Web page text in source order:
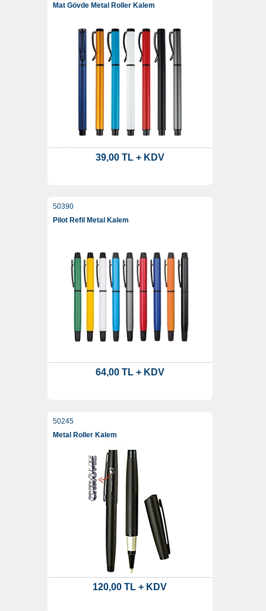
Mat Gövde Metal Roller Kalem
39,00 TL + KDV
50390
Pilot Refil Metal Kalem
64,00 TL + KDV
50245
Metal Roller Kalem
120,00 TL + KDV